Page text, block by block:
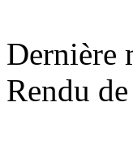
Dernière
Rendu